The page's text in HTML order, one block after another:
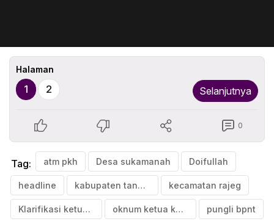
Halaman
1 2 Selanjutnya
0
Tag: atm pkh Desa sukamanah Doifullah
headline kabupaten tangerang kecamatan rajeg
Klarifikasi ketua kelompok oknum ketua kelompok pungli bpnt